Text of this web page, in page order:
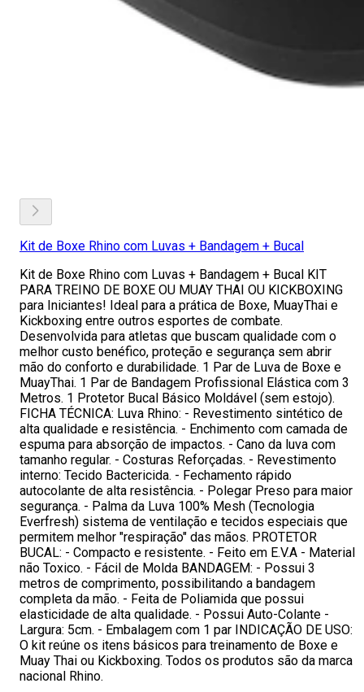
Kit de Boxe Rhino com Luvas + Bandagem + Bucal
Kit de Boxe Rhino com Luvas + Bandagem + Bucal KIT
PARA TREINO DE BOXE OU MUAY THAI OU KICKBOXING
para Iniciantes! Ideal para a prática de Boxe, MuayThai e
Kickboxing entre outros esportes de combate.
Desenvolvida para atletas que buscam qualidade com o
melhor custo benéfico, proteção e segurança sem abrir
mão do conforto e durabilidade. 1 Par de Luva de Boxe e
MuayThai. 1 Par de Bandagem Profissional Elástica com 3
Metros. 1 Protetor Bucal Básico Moldável (sem estojo).
FICHA TÉCNICA: Luva Rhino: - Revestimento sintético de
alta qualidade e resistência. - Enchimento com camada de
espuma para absorção de impactos. - Cano da luva com
tamanho regular. - Costuras Reforçadas. - Revestimento
interno: Tecido Bactericida. - Fechamento rápido
autocolante de alta resistência. - Polegar Preso para maior
segurança. - Palma da Luva 100% Mesh (Tecnologia
Everfresh) sistema de ventilação e tecidos especiais que
permitem melhor "respiração" das mãos. PROTETOR
BUCAL: - Compacto e resistente. - Feito em E.V.A - Material
não Toxico. - Fácil de Molda BANDAGEM: - Possui 3
metros de comprimento, possibilitando a bandagem
completa da mão. - Feita de Poliamida que possui
elasticidade de alta qualidade. - Possui Auto-Colante -
Largura: 5cm. - Embalagem com 1 par INDICAÇÃO DE USO:
O kit reúne os itens básicos para treinamento de Boxe e
Muay Thai ou Kickboxing. Todos os produtos são da marca
nacional Rhino.